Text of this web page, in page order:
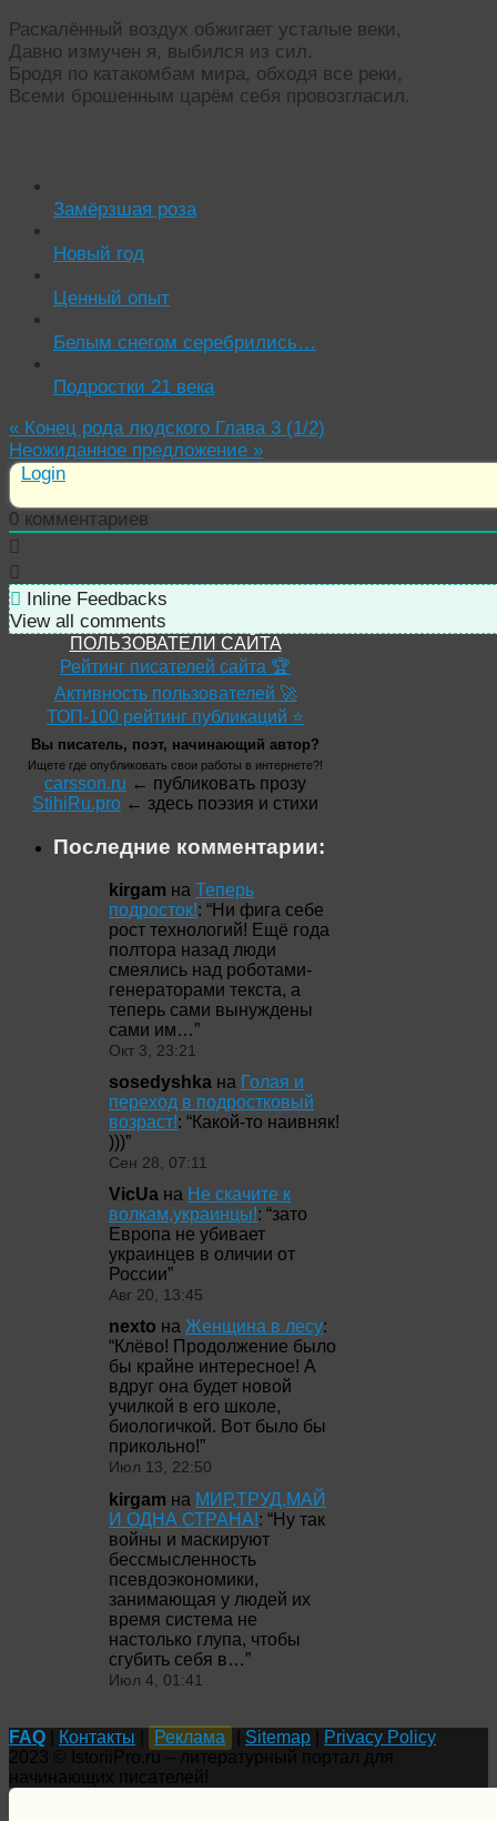
Раскалённый воздух обжигает усталые веки,
Давно измучен я, выбился из сил.
Бродя по катакомбам мира, обходя все реки,
Всеми брошенным царём себя провозгласил.
Замёрзшая роза
Новый год
Ценный опыт
Белым снегом серебрились…
Подростки 21 века
« Конец рода людского Глава 3 (1/2)
Неожиданное предложение »
Login
0 комментариев
Inline Feedbacks
View all comments
ПОЛЬЗОВАТЕЛИ САЙТА
Рейтинг писателей сайта 🏆
Активность пользователей 🚀
ТОП-100 рейтинг публикаций ⭐
Вы писатель, поэт, начинающий автор?
Ищете где опубликовать свои работы в интернете?!
carsson.ru ← публиковать прозу
StihiRu.pro ← здесь поэзия и стихи
Последние комментарии:
kirgam на Теперь
подросток!: “Ни фига себе
рост технологий! Ещё года
полтора назад люди
смеялись над роботами-
генераторами текста, а
теперь сами вынуждены
сами им…”
Окт 3, 23:21
sosedyshka на Голая и
переход в подростковый
возраст!: “Какой-то наивняк!
)))”
Сен 28, 07:11
VicUa на Не скачите к
волкам,украинцы!: “зато
Европа не убивает
украинцев в оличии от
России”
Авг 20, 13:45
nexto на Женщина в лесу:
“Клёво! Продолжение было
бы крайне интересное! А
вдруг она будет новой
училкой в его школе,
биологичкой. Вот было бы
прикольно!”
Июл 13, 22:50
kirgam на МИР,ТРУД,МАЙ
И ОДНА СТРАНА!: “Ну так
войны и маскируют
бессмысленность
псевдоэкономики,
занимающая у людей их
время система не
настолько глупа, чтобы
сгубить себя в…”
Июл 4, 01:41
FAQ Контакты Реклама Sitemap
Privacy Policy